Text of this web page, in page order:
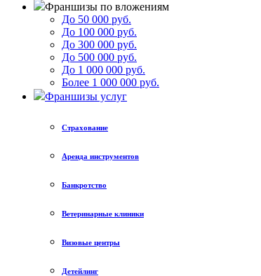
Франшизы по вложениям
До 50 000 руб.
До 100 000 руб.
До 300 000 руб.
До 500 000 руб.
До 1 000 000 руб.
Более 1 000 000 руб.
Франшизы услуг
Страхование
Аренда инструментов
Банкротство
Ветеринарные клиники
Визовые центры
Детейлинг